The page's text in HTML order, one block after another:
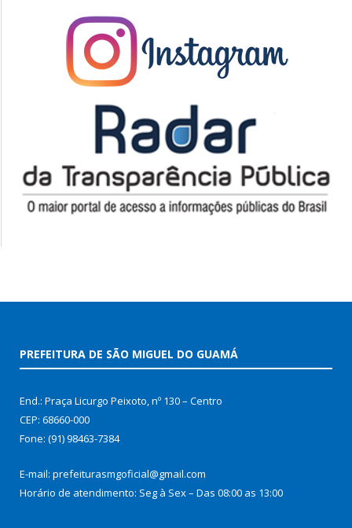
PREFEITURA DE SÃO MIGUEL DO GUAMÁ
End.: Praça Licurgo Peixoto, nº 130 – Centro
CEP: 68660-000
Fone: (91) 98463-7384
E-mail: prefeiturasmgoficial@gmail.com
Horário de atendimento: Seg à Sex – Das 08:00 as 13:00